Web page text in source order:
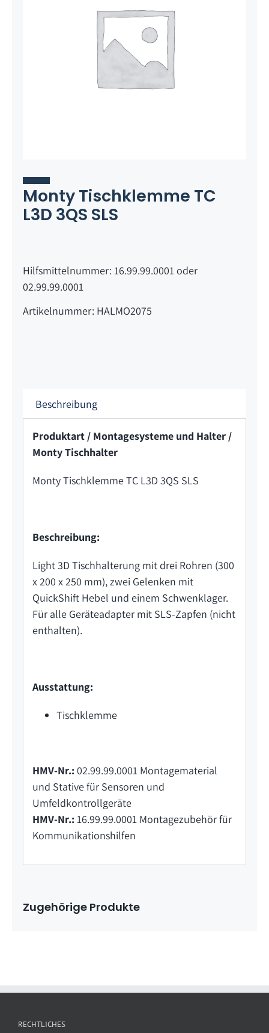
Monty Tischklemme TC
L3D 3QS SLS
Hilfsmittelnummer: 16.99.99.0001 oder
02.99.99.0001
Artikelnummer: HALMO2075
Beschreibung
Produktart / Montagesysteme und Halter /
Monty Tischhalter
Monty Tischklemme TC L3D 3QS SLS
Beschreibung:
Light 3D Tischhalterung mit drei Rohren (300
x 200 x 250 mm), zwei Gelenken mit
QuickShift Hebel und einem Schwenklager.
Für alle Geräteadapter mit SLS-Zapfen (nicht
enthalten).
Ausstattung:
Tischklemme
HMV-Nr.: 02.99.99.0001 Montagematerial
und Stative für Sensoren und
Umfeldkontrollgeräte
HMV-Nr.: 16.99.99.0001 Montagezubehör für
Kommunikationshilfen
Zugehörige Produkte
RECHTLICHES